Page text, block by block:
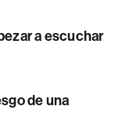
a escuchar
de una